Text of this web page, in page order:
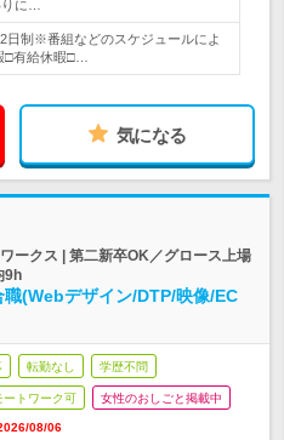
に…
日制※番組などのスケジュールによ
□有給休暇□…
気になる
ークス | 第二新卒OK／グロース上場
9h
(Webデザイン/DTP/映像/EC
転勤なし 学歴不問
ートワーク可 女性のおしごと掲載中
08/06